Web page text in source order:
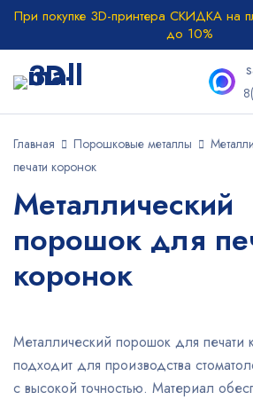
При покупке 3D-принтера СКИДКА на
до 10%
Главная Порошковые металлы
печати коронок
Металлический
порошок для
коронок
Металлический порошок для печати
подходит для производства
с высокой точностью. Материал